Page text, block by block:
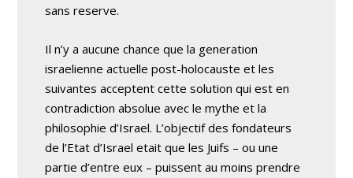
sans reserve.
Il n’y a aucune chance que la generation
israelienne actuelle post-holocauste et les
suivantes acceptent cette solution qui est en
contradiction absolue avec le mythe et la
philosophie d’Israel. L’objectif des fondateurs
de l’Etat d’Israel etait que les Juifs – ou une
partie d’entre eux – puissent au moins prendre